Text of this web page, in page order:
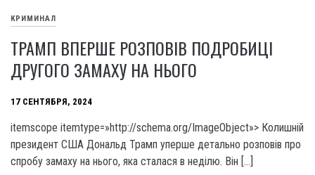
КРИМИНАЛ
ТРАМП ВПЕРШЕ РОЗПОВІВ ПОДРОБИЦІ
ДРУГОГО ЗАМАХУ НА НЬОГО
17 СЕНТЯБРЯ, 2024
itemscope itemtype=»http://schema.org/ImageObject»> Колишній
президент США Дональд Трамп уперше детально розповів про
спробу замаху на нього, яка сталася в неділю. Він […]